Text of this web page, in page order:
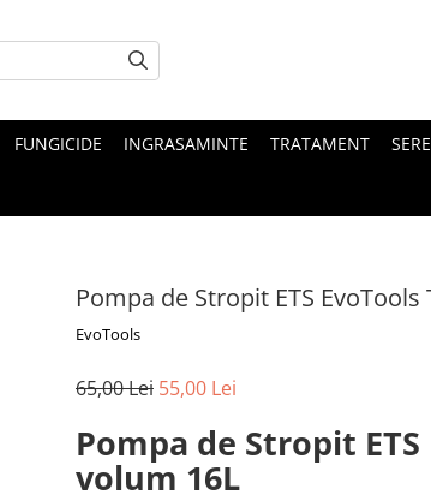
FUNGICIDE INGRASAMINTE TRATAMENT
Pompa de Stropit ETS
EvoTools
65,00 Lei 55,00 Lei
Pompa de Stropit ETS
volum 16L